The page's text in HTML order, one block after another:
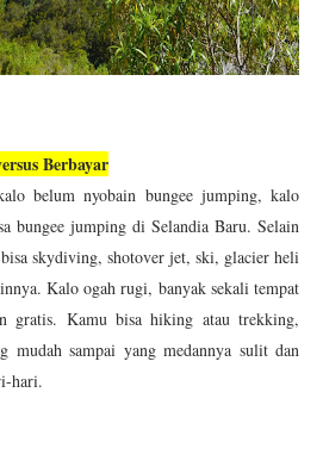
Berbayar
belum nyobain bungee jumping, kalo
bungee jumping di Selandia Baru. Selain
skydiving, shotover jet, ski, glacier heli
Kalo ogah rugi, banyak sekali tempat
gratis. Kamu bisa hiking atau trekking,
sampai yang medannya sulit dan
hari.